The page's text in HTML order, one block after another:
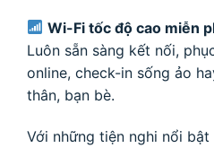
Wi-Fi tốc độ cao miễn
Luôn sẵn sàng kết nối,
online, check-in sống ảo
thân, bạn bè.
Với những tiện nghi nổi bật